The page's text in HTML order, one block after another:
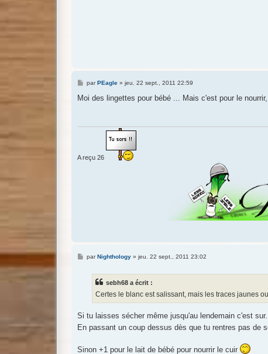
M
s
parPEagle» jeu. 22 sept., 2011 22:59
Moi des lingettes pour bébé ... Mais c'est pour le
A reçu 26
MparNighthology» jeu. 22 sept., 2011 23:02
sebh68 a écrit :
Certes le blanc est salissant, mais les traces jaunes
Si tu laisses sécher même jusqu'au lendemain c'est sur.
En passant un coup dessus dès que tu rentres pas de
Sinon +1 pour le lait de bébé pour nourrir le cuir